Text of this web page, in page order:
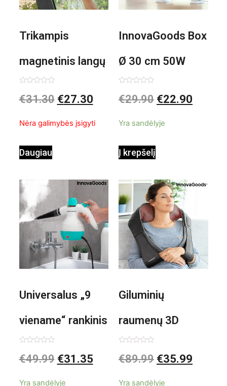
Trikampis
magnetinis langų
valiklis Klinmag
0
iš
€31.30 €27.30
Nėra galimybės įsigyti
Daugiau
InnovaGoods Box
Ø 30 cm 50W
Baltai pilkas
0
iš
€29.90 €22.90
Yra sandėlyje
Į krepšelį
Universalus „9
viename“ rankinis
garintuvas su
0
iš
€49.99 €31.35
Yra sandėlyje
Giluminių
raumenų 3D
elektrinis
0
iš
€89.99 €35.99
Yra sandėlyje